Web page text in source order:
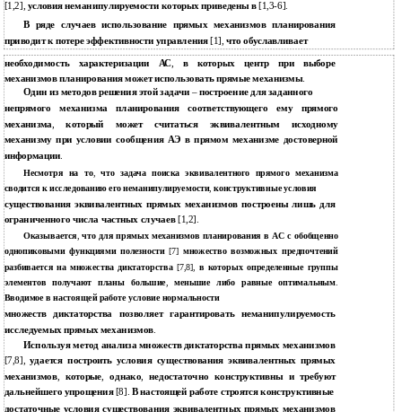
[1,2], условия неманипулируемости которых приведены в [1,3-6].
В ряде случаев использование прямых механизмов планирования
приводит к потере эффективности управления [1], что обуславливает
необходимость характеризации АС, в которых центр при выборе
механизмов планирования может использовать прямые механизмы.
Один из методов решения этой задачи –построение для заданного
непрямого механизма планирования соответствующего ему прямого
механизма,который может считаться эквивалентным исходному
механизму при условии сообщения АЭ в прямом механизме достоверной
информации
Несмотря на то,что задача поиска эквивалентного прямого механизма
сводится к исследованию его неманипулируемости,конструктивные условия
существования эквивалентных прямых механизмов построены лишь для
ограниченного числа частных случаев [1,2].
Оказывается ,что для прямых механизмов планирования в АС с обобщенно
однопиковыми функциями полезности [7] множество возможных предпочтений
разбивается на множества диктаторства [7,8],в которых определенные группы
элементов получают планы большие,меньшие либо равные оптимальным
Вводимое в настоящей работе условие нормальности
множеств диктаторства позволяет гарантировать неманипулируемость
исследуемых прямых механизмов.
Используя метод анализа множеств диктаторства прямых механизмов
[7,8],удается построить условия существования эквивалентных прямых
механизмов, которые,однако,недостаточно конструктивны и требуют
дальнейшего упрощения [8]. В настоящей работе строятся конструктивные
достаточные условия существования эквивалентных прямых механизмов